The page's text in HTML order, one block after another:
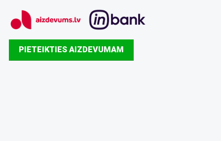
PIETEIKTIES AIZDEVUMAM